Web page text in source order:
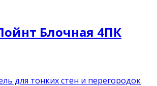
Блочная 4ПК